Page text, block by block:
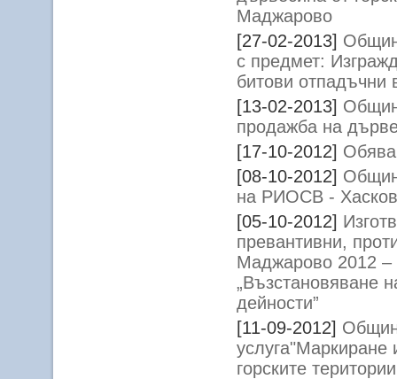
Маджарово
[27-02-2013]
с предмет:
битови отпадъчни
[13-02-2013]
продажба на
[17-10-2012]
[08-10-2012]
на РИОСВ -
[05-10-2012]
превантивни,
Маджарово 2012 –
„Възстановяване
дейности”
[11-09-2012]
услуга"Маркиране
горските